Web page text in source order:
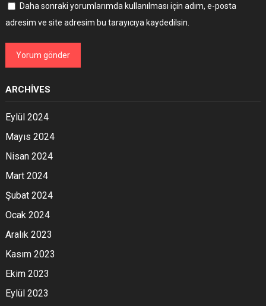
Daha sonraki yorumlarımda kullanılması için adım, e-posta
adresim ve site adresim bu tarayıcıya kaydedilsin.
ARCHIVES
Eylül 2024
Mayıs 2024
Nisan 2024
Mart 2024
Şubat 2024
Ocak 2024
Aralık 2023
Kasım 2023
Ekim 2023
Eylül 2023